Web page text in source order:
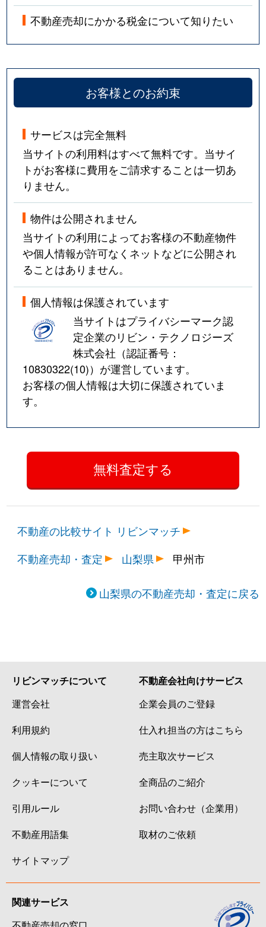
不動産売却にかかる税金について知りたい
お客様とのお約束
サービスは完全無料
当サイトの利用料はすべて無料です。当サイ
トがお客様に費用をご請求することは一切あ
りません。
物件は公開されません
当サイトの利用によってお客様の不動産物件
や個人情報が許可なくネットなどに公開され
ることはありません。
個人情報は保護されています
当サイトはプライバシーマーク認
定企業のリビン・テクノロジーズ
株式会社（認証番号：
10830322(10)）が運営しています。
お客様の個人情報は大切に保護されていま
す。
不動産の比較サイト リビンマッチ
不動産売却・査定
山梨県 甲州市
山梨県の不動産売却・査定に戻る
リビンマッチについて
運営会社
利用規約
個人情報の取り扱い
クッキーについて
引用ルール
不動産用語集
サイトマップ
不動産会社向けサービス
企業会員のご登録
仕入れ担当の方はこちら
売主取次サービス
全商品のご紹介
お問い合わせ（企業用）
取材のご依頼
関連サービス